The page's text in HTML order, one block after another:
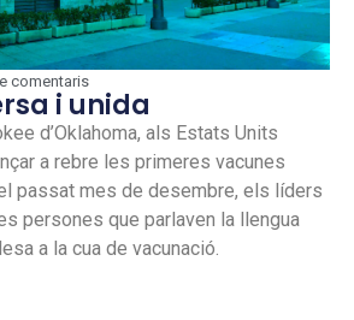
comentaris
i unida
d’Oklahoma, als Estats Units
a rebre les primeres vacunes
passat mes de desembre, els líders
persones que parlaven la llengua
a la cua de vacunació.